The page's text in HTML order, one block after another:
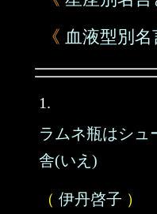
《 血液型別
1.
ラムネ瓶はシ
舎(いえ)
（ 伊丹啓子 ）